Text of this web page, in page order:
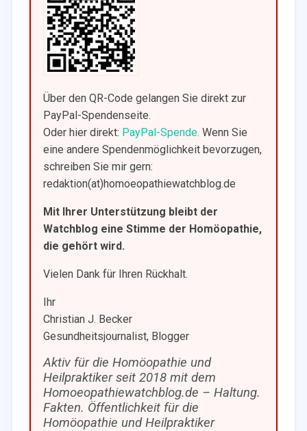
Über den QR-Code gelangen Sie direkt zur
PayPal-Spendenseite.
Oder hier direkt: PayPal-Spende. Wenn Sie
eine andere Spendenmöglichkeit bevorzugen,
schreiben Sie mir gern:
redaktion(at)homoeopathiewatchblog.de
Mit Ihrer Unterstützung bleibt der
Watchblog eine Stimme der Homöopathie,
die gehört wird.
Vielen Dank für Ihren Rückhalt.
Ihr
Christian J. Becker
Gesundheitsjournalist, Blogger
Aktiv für die Homöopathie und
Heilpraktiker seit 2018 mit dem
Homoeopathiewatchblog.de – Haltung.
Fakten. Öffentlichkeit für die
Homöopathie und Heilpraktiker